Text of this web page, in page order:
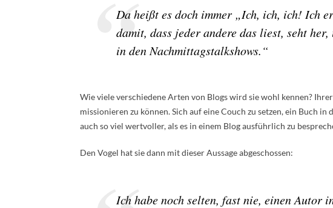
Da heißt es doch immer „Ich, ich, ich! Ich
damit, dass jeder andere das liest, seht
in den Nachmittagstalkshows.“
Wie viele verschiedene Arten von Blogs wird sie wohl kennen?
missionieren zu können. Sich auf eine Couch zu setzen, ein Buch
auch so viel wertvoller, als es in einem Blog ausführlich zu
Den Vogel hat sie dann mit dieser Aussage abgeschossen:
Ich habe noch selten, fast nie, einen Autor